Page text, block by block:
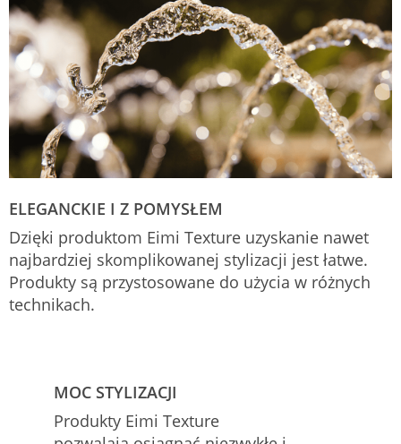
ELEGANCKIE I Z POMYSŁEM
Dzięki produktom Eimi Texture uzyskanie nawet
najbardziej skomplikowanej stylizacji jest łatwe.
Produkty są przystosowane do użycia w różnych
technikach.
MOC STYLIZACJI
Produkty Eimi Texture